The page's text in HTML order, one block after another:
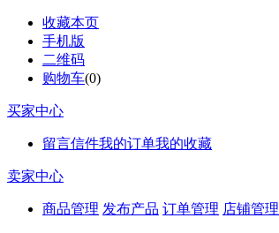
收藏本页
手机版
二维码
购物车(0)
买家中心
留言信件我的订单我的收藏
卖家中心
商品管理 发布产品 订单管理 店铺管理